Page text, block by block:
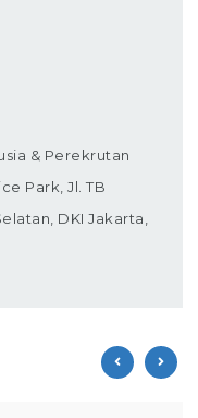
& Perekrutan
Park, Jl. TB
DKI Jakarta,